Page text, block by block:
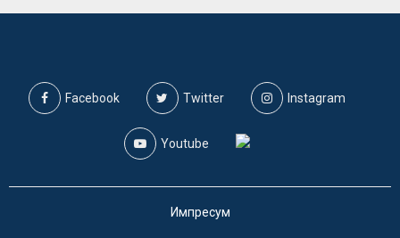
Facebook Twitter Instagram
Youtube
Импресум